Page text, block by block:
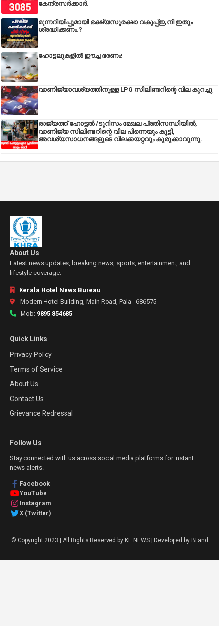
കേന്ദ്രസര്‍ക്കാര്‍.
മുന്നറിയിപ്പുമായി ഭക്ഷ്യസുരക്ഷാ വകുപ്പ്ഇ,നി ഇതും
ശ്രദ്ധിക്കണം.?
ഹോട്ടലുകളിൽ ഈച്ച ഭരണം!
വാണിജ്യാവശ്യത്തിനുള്ള LPG സിലിണ്ടറിന്റെ വില കുറച്ചു
രാജ്യത്ത് ഹോട്ടൽ /ടൂറിസം മേഖല പ്രതിസന്ധിയിൽ,
വാണിജ്യ സിലിണ്ടറിന്റെ വില പിന്നെയും കൂട്ടി,
അവശ്യസാധനങ്ങളുടെ വിലക്കയറ്റവും കുരുക്കാവുന്നു.
About Us
Latest news updates, breaking news, sports, entertainment, and
lifestyle coverage.
Kerala Hotel News Bureau
Modern Hotel Building, Main Road, Pala - 686575
Mob: 9895 854685
Quick Links
Privacy Policy
Terms of Service
About Us
Contact Us
Grievance Redressal
Follow Us
Stay connected with us across social media platforms for instant
news alerts.
Facebook
YouTube
Instagram
X (Twitter)
© Copyright 2023 | All Rights Reserved by KH NEWS | Developed by BLand